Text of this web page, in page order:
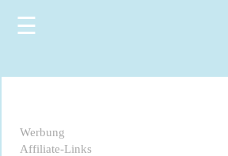
☰
Werbung
Affiliate-Links